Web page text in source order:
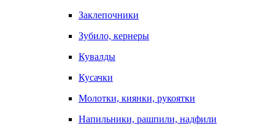
Заклепочники
Зубило, кернеры
Кувалды
Кусачки
Молотки, киянки, рукоятки
Напильники, рашпили, надфили